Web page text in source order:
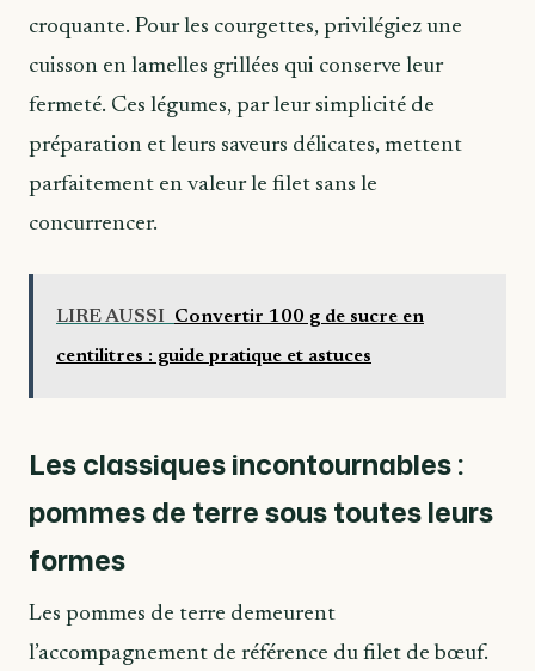
croquante. Pour les courgettes, privilégiez une
cuisson en lamelles grillées qui conserve leur
fermeté. Ces légumes, par leur simplicité de
préparation et leurs saveurs délicates, mettent
parfaitement en valeur le filet sans le
concurrencer.
LIRE AUSSI Convertir 100 g de sucre en
centilitres : guide pratique et astuces
Les classiques incontournables :
pommes de terre sous toutes leurs
formes
Les pommes de terre demeurent
l’accompagnement de référence du filet de bœuf.